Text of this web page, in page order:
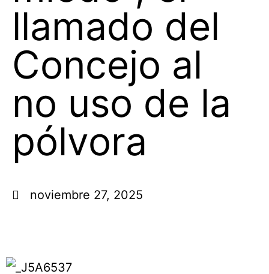
llamado del
Concejo al
no uso de la
pólvora
noviembre 27, 2025